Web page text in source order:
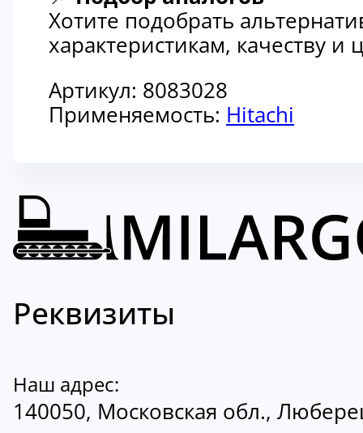
Хотите подобрать
характеристикам, качеству
Артикул: 8083028
Применяемость: Hitachi
Реквизиты
Наш адрес:
140050, Московская обл.,